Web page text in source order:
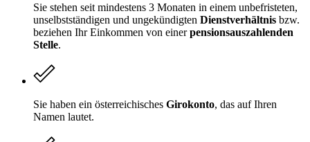
Sie stehen seit mindestens 3 Monaten in einem unbefristeten,
unselbstständigen und ungekündigten Dienstverhältnis bzw.
beziehen Ihr Einkommen von einerpensionsauszahlenden
Stelle.
Sie haben ein österreichisches Girokonto, das auf Ihren
Namen lautet.